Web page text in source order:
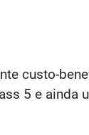
custo-
5 e ainda